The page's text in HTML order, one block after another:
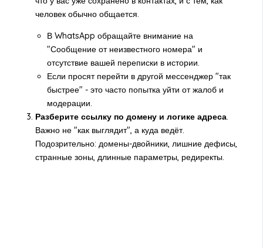
человек обычно общается.
В WhatsApp обращайте внимание на
"Сообщение от неизвестного номера" и
отсутствие вашей переписки в истории.
Если просят перейти в другой мессенджер "так
быстрее" - это часто попытка уйти от жалоб и
модерации.
Разберите ссылку по домену и логике адреса.
Важно не "как выглядит", а куда ведёт.
Подозрительно: домены-двойники, лишние дефисы,
странные зоны, длинные параметры, редиректы.